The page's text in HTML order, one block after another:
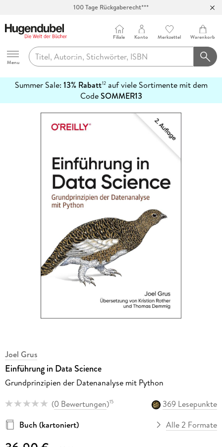
100 Tage Rückgaberecht***
Hugendubel
Menu
Filiale Konto Merkzettel Warenkorb
Summer Sale: 13% Rabatt12auf viele Sortimente mit dem
CodeSOMMER13
erfahren
Joel Grus
Einführung in Data Science
Grundprinzipien der Datenanalyse mit Python
(0 Bewertungen)15
369 Lesepunkte
Buch (kartoniert)
Alle 2 Formate